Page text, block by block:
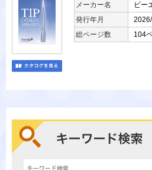
メーカー名
ビー
発行年月
総ページ数
104
キーワード検索